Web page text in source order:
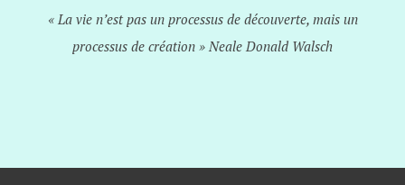
« La vie n’est pas un processus de découverte, mais un
processus de création » Neale Donald Walsch